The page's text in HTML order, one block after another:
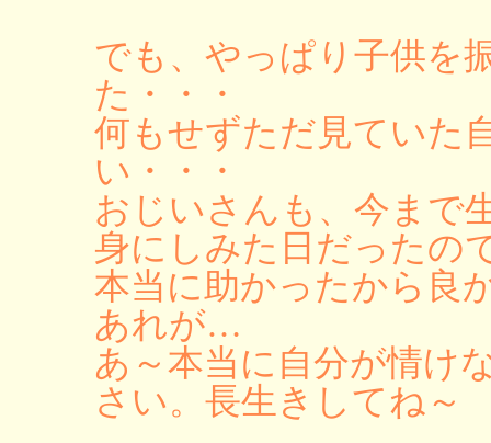
でも、やっぱり子供を
た・・・
何もせずただ見ていた
い・・・
おじいさんも、今まで
身にしみた日だったの
本当に助かったから良
あれが…
あ～本当に自分が情け
さい。長生きしてね～